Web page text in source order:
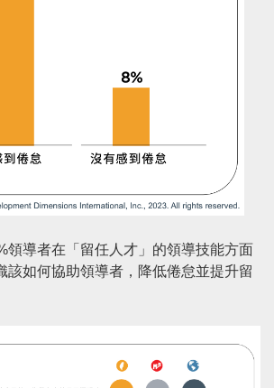
領導者在「留任人才」的領導技能方面
該如何協助領導者，降低倦怠並提升留